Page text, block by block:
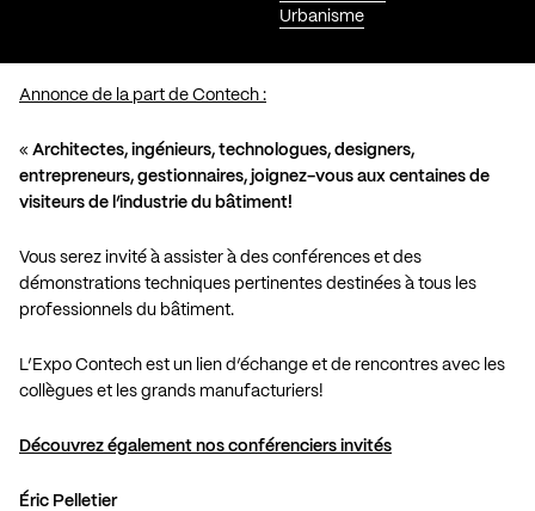
Urbanisme
Annonce de la part de Contech :
« Architectes, ingénieurs, technologues, designers,
entrepreneurs, gestionnaires, joignez-vous aux centaines de
visiteurs de l’industrie du bâtiment!
Vous serez invité à assister à des conférences et des
démonstrations techniques pertinentes destinées à tous les
professionnels du bâtiment.
L’Expo Contech est un lien d’échange et de rencontres avec les
collègues et les grands manufacturiers!
Découvrez également nos conférenciers invités
Éric Pelletier